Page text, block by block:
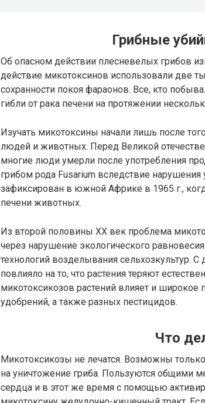
Грибные
Об опасном действии плесневелых грибов
действие микотоксинов использовали две
сохранности покоя фараонов. Все, кто
гибли от рака печени на протяжении
Изучать микотоксины начали лишь после
людей и животных. Перед Великой
многие люди умерли после употребления
грибом рода Fusarium вследствие
зафиксирован в южной Африке в 1965 г.,
печени животных.
Из второй половины ХХ век проблема
через нарушение экологического
технологий возделывания сельхозкультур.
повлияло на то, что растения теряют
микотоксикозов растений влияет и
удобрений, а также разных пестицидов.
Что
Микотоксикозы не лечатся. Возможны
на уничтожение гриба. Пользуются общими
сердца и в этот же время с помощью